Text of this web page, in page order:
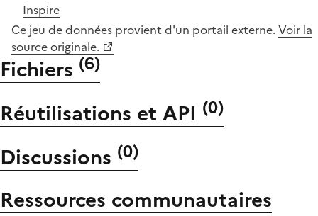
Inspire
Ce jeu de données provient d'un portail externe. Voir la
source originale.
Fichiers (6)
Réutilisations et API (0)
Discussions (0)
Ressources communautaires